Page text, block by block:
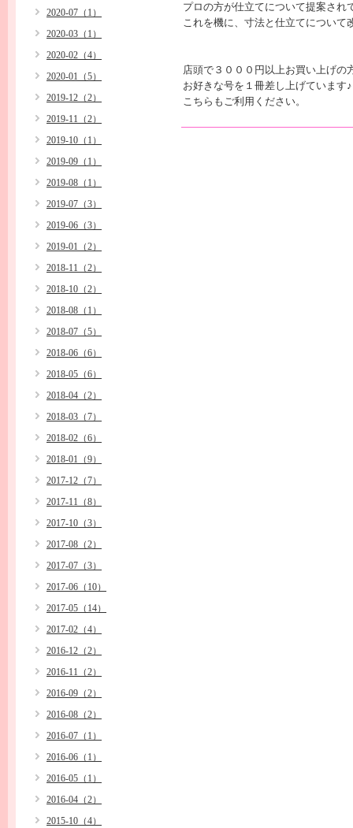
プロの方が仕立てについて提案され
これを機に、寸法と仕立てについ
店頭で３０００円以上お買い上げの
お好きな号を１冊差し上げています♪
こちらもご利用ください。
2020-07（1）
2020-03（1）
2020-02（4）
2020-01（5）
2019-12（2）
2019-11（2）
2019-10（1）
2019-09（1）
2019-08（1）
2019-07（3）
2019-06（3）
2019-01（2）
2018-11（2）
2018-10（2）
2018-08（1）
2018-07（5）
2018-06（6）
2018-05（6）
2018-04（2）
2018-03（7）
2018-02（6）
2018-01（9）
2017-12（7）
2017-11（8）
2017-10（3）
2017-08（2）
2017-07（3）
2017-06（10）
2017-05（14）
2017-02（4）
2016-12（2）
2016-11（2）
2016-09（2）
2016-08（2）
2016-07（1）
2016-06（1）
2016-05（1）
2016-04（2）
2015-10（4）